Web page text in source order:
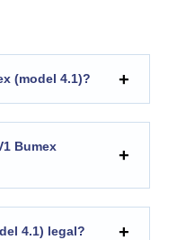
(model 4.1)?
Bumex
4.1) legal?